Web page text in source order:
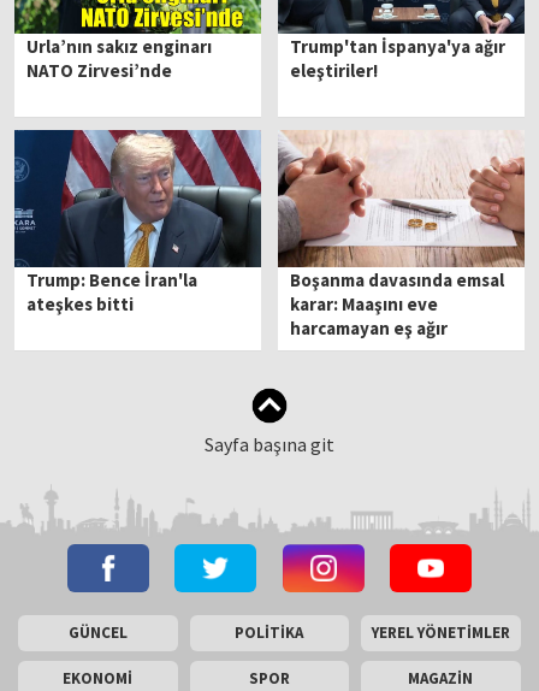
Urla’nın sakız enginarı
NATO Zirvesi’nde
Trump'tan İspanya'ya ağır
eleştiriler!
Trump: Bence İran'la
ateşkes bitti
Boşanma davasında emsal
karar: Maaşını eve
harcamayan eş ağır
kusurlu sayıldı
Sayfa başına git
GÜNCEL POLİTİKA YEREL YÖNETİMLER
EKONOMİ SPOR MAGAZİN